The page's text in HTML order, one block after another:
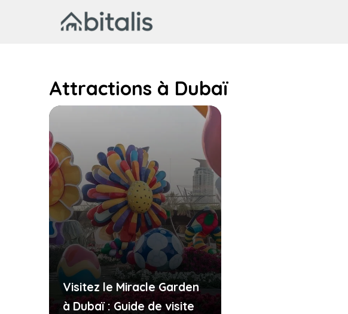
Attractions à Dubaï
Visitez le Miracle Garden
à Dubaï : Guide de visite